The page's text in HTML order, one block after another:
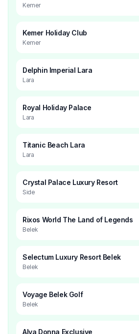
Kemer
Kemer Holiday Club
Kemer
Delphin Imperial Lara
Lara
Royal Holiday Palace
Lara
Titanic Beach Lara
Lara
Crystal Palace Luxury Resort
Side
Rixos World The Land of Legends
Belek
Selectum Luxury Resort Belek
Belek
Voyage Belek Golf
Belek
Alva Donna Exclusive